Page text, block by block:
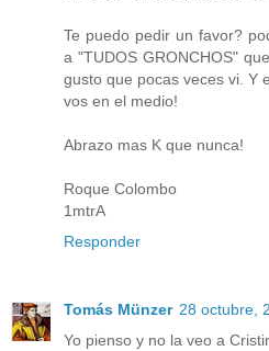
Te puedo pedir un favor?
a "TUDOS GRONCHOS"
gusto que pocas veces vi. Y
vos en el medio!
Abrazo mas K que nunca!
Roque Colombo
1mtrA
Responder
Tomás Münzer 28 octubre,
Yo pienso y no la veo a